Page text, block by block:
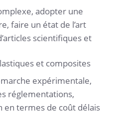
adopter une
faire un état de l’art
scientifiques et
et composites
expérimentale,
réglementations,
termes de coût délais